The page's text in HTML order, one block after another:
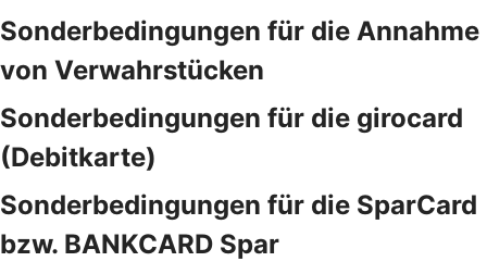
Sonderbedingungen für die Annahme
von Verwahrstücken
Sonderbedingungen für die girocard
(Debitkarte)
Sonderbedingungen für die SparCard
bzw. BANKCARD Spar